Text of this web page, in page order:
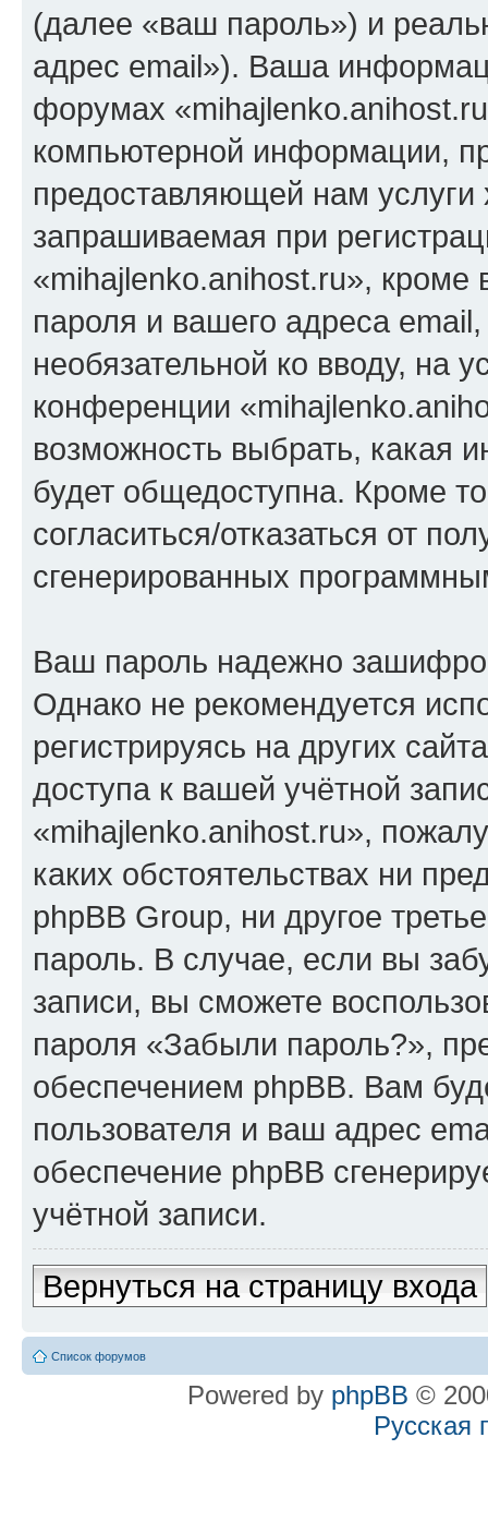
(далее «ваш пароль») и
адрес email»). Ваша
форумах
компьютерной информации,
предоставляющей нам
запрашиваемая при
«mihajlenko.anihost.ru», кроме
пароля и вашего адреса
необязательной ко вводу, на
конференции
возможность выбрать, какая
будет общедоступна. Кроме
согласиться/отказаться от
сгенерированных
Ваш пароль надежно
Однако не рекомендуется
регистрируясь на других
доступа к вашей учётной
«mihajlenko.anihost.ru»,
каких обстоятельствах ни
phpBB Group, ни другое
пароль. В случае, если вы
записи, вы сможете
пароля «Забыли пароль?»,
обеспечением phpBB. Вам
пользователя и ваш адрес
обеспечение phpBB
учётной записи.
Вернуться на страницу входа
Список форумов
Powered by phpBB ©
Русская